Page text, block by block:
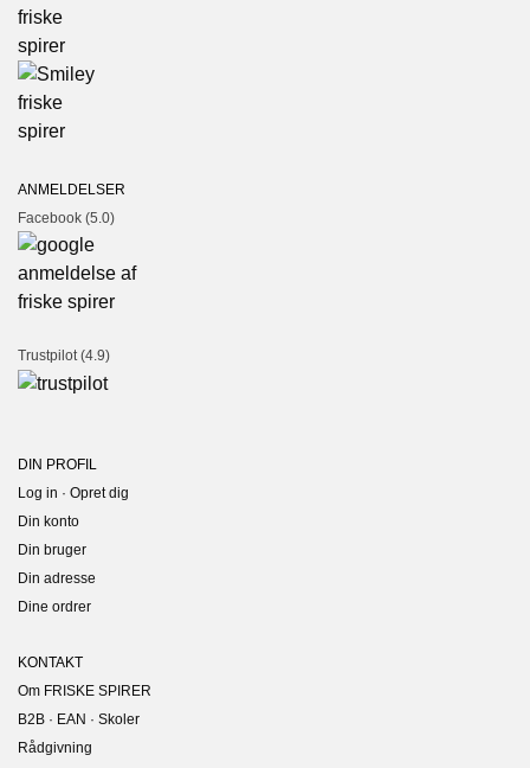
ANMELDELSER
Facebook (5.0)
Trustpilot (4.9)
DIN PROFIL
Log in · Opret dig
Din konto
Din bruger
Din adresse
Dine ordrer
KONTAKT
Om FRISKE SPIRER
B2B · EAN · Skoler
Rådgivning